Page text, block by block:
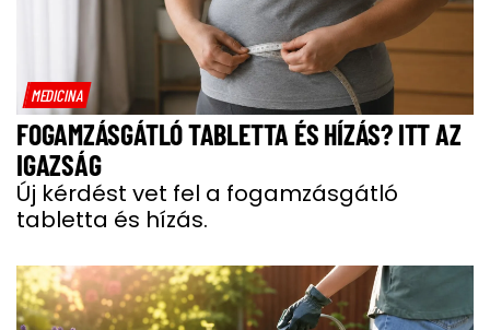
MEDICINA
FOGAMZÁSGÁTLÓ TABLETTA ÉS HÍZÁS? ITT AZ
IGAZSÁG
Új kérdést vet fel a fogamzásgátló
tabletta és hízás.